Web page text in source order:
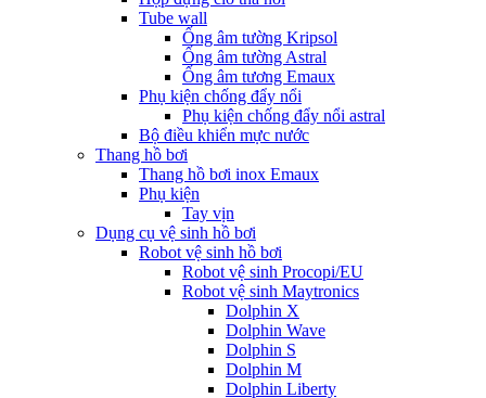
Tube wall
Ống âm tường Kripsol
Ống âm tường Astral
Ống âm tương Emaux
Phụ kiện chống đẩy nổi
Phụ kiện chống đẩy nổi astral
Bộ điều khiển mực nước
Thang hồ bơi
Thang hồ bơi inox Emaux
Phụ kiện
Tay vịn
Dụng cụ vệ sinh hồ bơi
Robot vệ sinh hồ bơi
Robot vệ sinh Procopi/EU
Robot vệ sinh Maytronics
Dolphin X
Dolphin Wave
Dolphin S
Dolphin M
Dolphin Liberty